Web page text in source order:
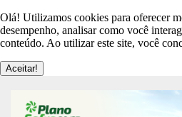
Olá! Utilizamos cookies para oferecer
desempenho, analisar como você
conteúdo. Ao utilizar este site, você
Aceitar!